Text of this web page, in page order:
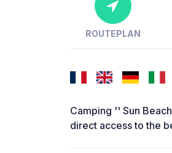
ROUTEPLAN
Camping '' Sun
direct access to the